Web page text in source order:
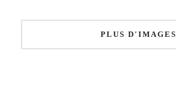
PLUS D'IMAGES